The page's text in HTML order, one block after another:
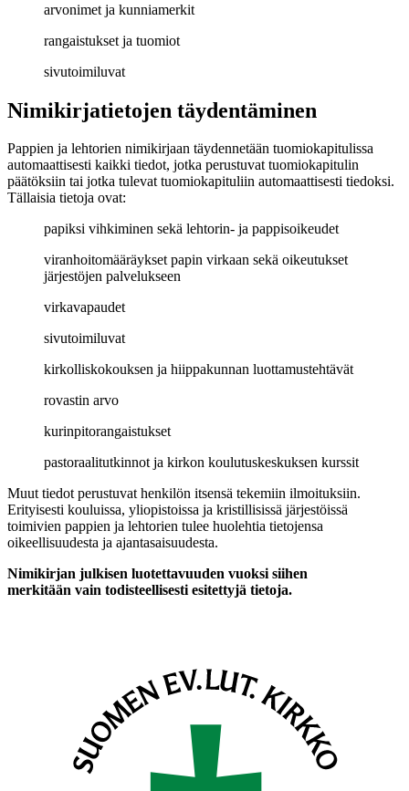
arvonimet ja kunniamerkit
rangaistukset ja tuomiot
sivutoimiluvat
Nimikirjatietojen täydentäminen
Pappien ja lehtorien nimikirjaan täydennetään tuomiokapitulissa
automaattisesti kaikki tiedot, jotka perustuvat tuomiokapitulin
päätöksiin tai jotka tulevat tuomiokapituliin automaattisesti tiedoksi.
Tällaisia tietoja ovat:
papiksi vihkiminen sekä lehtorin- ja pappisoikeudet
viranhoitomääräykset papin virkaan sekä oikeutukset
järjestöjen palvelukseen
virkavapaudet
sivutoimiluvat
kirkolliskokouksen ja hiippakunnan luottamustehtävät
rovastin arvo
kurinpitorangaistukset
pastoraalitutkinnot ja kirkon koulutuskeskuksen kurssit
Muut tiedot perustuvat henkilön itsensä tekemiin ilmoituksiin.
Erityisesti kouluissa, yliopistoissa ja kristillisissä järjestöissä
toimivien pappien ja lehtorien tulee huolehtia tietojensa
oikeellisuudesta ja ajantasaisuudesta.
Nimikirjan julkisen luotettavuuden vuoksi siihen
merkitään vain todisteellisesti esitettyjä tietoja.